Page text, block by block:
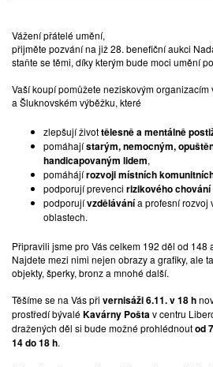
Vážení přátelé umění,
přijměte pozvání na již 28. benefiční aukci
staňte se těmi, díky kterým bude moci umění
Vaší koupí pomůžete neziskovým organizacím
a Šluknovském výběžku, které
zlepšují živottělesně a mentálně
pomáhajístarým, nemocným,
handicapovaným lidem,
pomáhájírozvoji místních
podporují prevenci rizikového chování
podporujívzdělávánía profesní rozvoj
oblastech.
Připravili jsme pro Vás celkem 192 děl od 148
Najdete mezi nimi nejen obrazy a grafiky, ale
objekty, šperky, bronz a mnohé další.
Těšíme se na Vás při vernisáži 6.11. v 18 h
prostředí bývaléKavárny Poštav centru
dražených děl si bude možné prohlédnoutod
14 do 18 h.